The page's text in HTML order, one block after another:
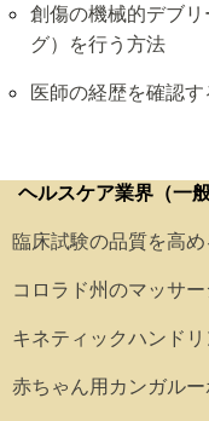
創傷の機械的デブ
グ）を行う方法
医師の経歴を確認
ヘルスケア業界（一般
臨床試験の品質を高
コロラド州のマッサ
キネティックハンド
赤ちゃん用カンガル